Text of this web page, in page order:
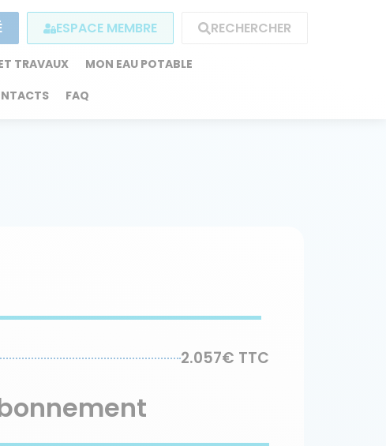
ESPACE MEMBRE RECHERCHER
TRAVAUX
MON EAU POTABLE
FAQ
2.057€ TTC